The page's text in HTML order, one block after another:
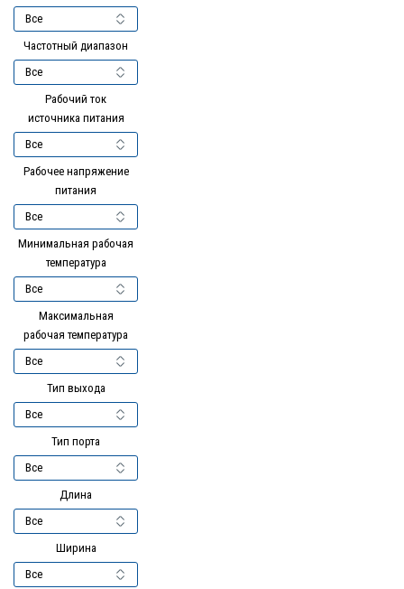
Частотный диапазон
Рабочий ток
источника питания
Рабочее напряжение
питания
Минимальная рабочая
температура
Максимальная
рабочая температура
Тип выхода
Тип порта
Длина
Ширина